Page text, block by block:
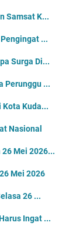
Samsat K...
...
Surga Di...
Perunggu ...
Kota Kuda...
Nasional
Mei 2026...
Mei 2026
26 ...
Ingat ...